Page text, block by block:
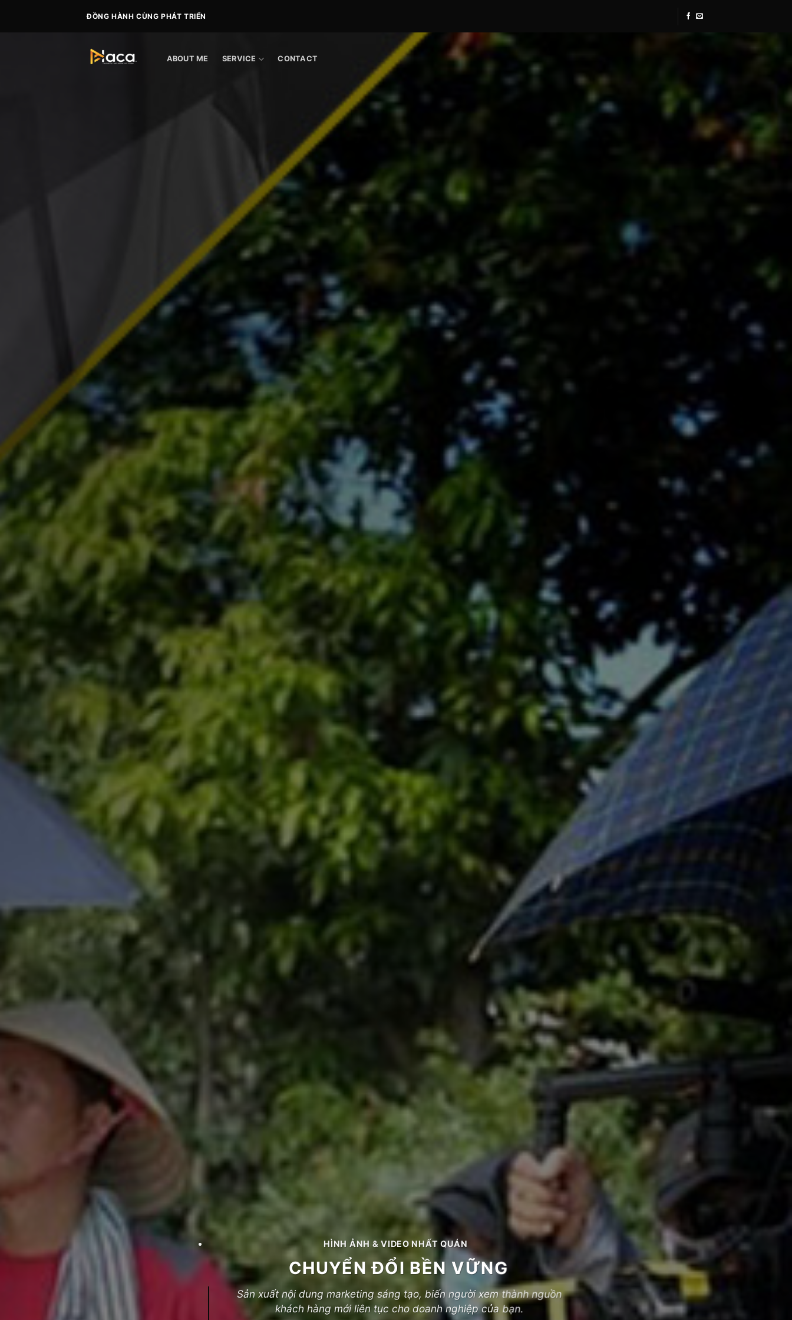
ĐỒNG HÀNH CÙNG PHÁT TRIỂN
ABOUT ME SERVICE CONTACT
HÌNH ẢNH & VIDEO NHẤT QUÁN
CHUYỂN ĐỔI BỀN VỮNG
Sản xuất nội dung marketing sáng tạo, biến người xem thành nguồn
khách hàng mới liên tục cho doanh nghiệp của bạn.